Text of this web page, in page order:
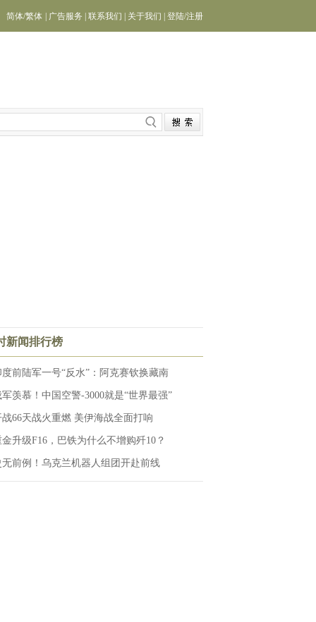
简体/繁体 广告服务 联系我们 关于我们 登陆/注册
新闻排行榜
度前陆军一号“反水”：阿克赛钦换藏南
军羡慕！中国空警-3000就是“世界最强”
战66天战火重燃 美伊海战全面打响
金升级F16，巴铁为什么不增购歼10？
无前例！乌克兰机器人组团开赴前线